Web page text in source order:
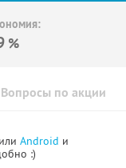
%
Вопросы по акции
или Android и
:)